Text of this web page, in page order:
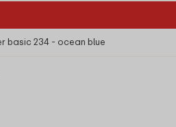
basic 234 - ocean blue